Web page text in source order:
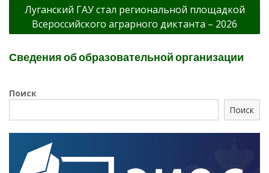
Луганский ГАУ стал региональной площадкой
Всероссийского аграрного диктанта – 2026
Сведения об образовательной организации
Поиск
Поиск